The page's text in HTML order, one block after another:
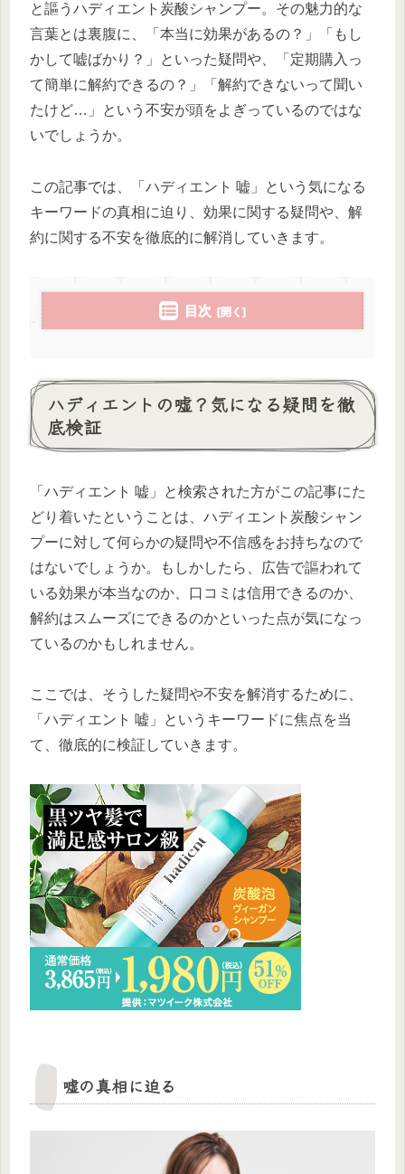
と謳うハディエント炭酸シャンプー。その魅力的な
言葉とは裏腹に、「本当に効果があるの？」「もし
かして嘘ばかり？」といった疑問や、「定期購入っ
て簡単に解約できるの？」「解約できないって聞い
たけど…」という不安が頭をよぎっているのではな
いでしょうか。
この記事では、「ハディエント 嘘」という気になる
キーワードの真相に迫り、効果に関する疑問や、解
約に関する不安を徹底的に解消していきます。
目次
ハディエントの嘘？気になる疑問を徹
底検証
「ハディエント 嘘」と検索された方がこの記事にた
どり着いたということは、ハディエント炭酸シャン
プーに対して何らかの疑問や不信感をお持ちなので
はないでしょうか。もしかしたら、広告で謳われて
いる効果が本当なのか、口コミは信用できるのか、
解約はスムーズにできるのかといった点が気になっ
ているのかもしれません。
ここでは、そうした疑問や不安を解消するために、
「ハディエント 嘘」というキーワードに焦点を当
て、徹底的に検証していきます。
嘘の真相に迫る